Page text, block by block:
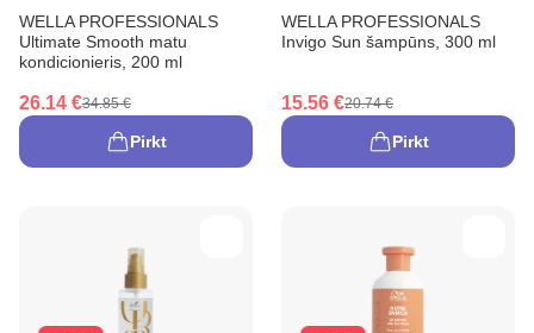
WELLA PROFESSIONALS
Ultimate Smooth matu
kondicionieris, 200 ml
26.14 €34.85 €
Pirkt
WELLA PROFESSIONALS
Invigo Sun šampūns, 300 ml
15.56 €20.74 €
Pirkt